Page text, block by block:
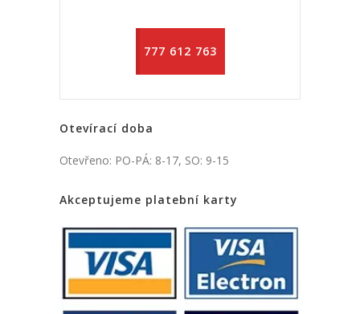
777 612 763
Otevírací doba
Otevřeno: PO-PÁ: 8-17, SO: 9-15
Akceptujeme platební karty